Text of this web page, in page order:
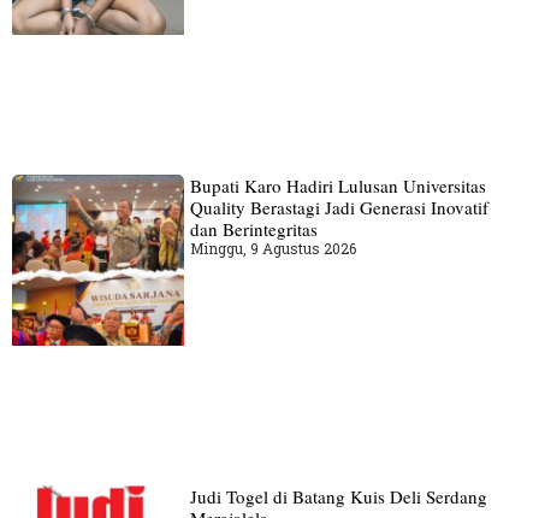
Bupati Karo Hadiri Lulusan Universitas
Quality Berastagi Jadi Generasi Inovatif
dan Berintegritas
Minggu, 9 Agustus 2026
Judi Togel di Batang Kuis Deli Serdang